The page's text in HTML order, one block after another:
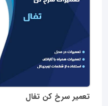
تعمیر سرخ کن تفال